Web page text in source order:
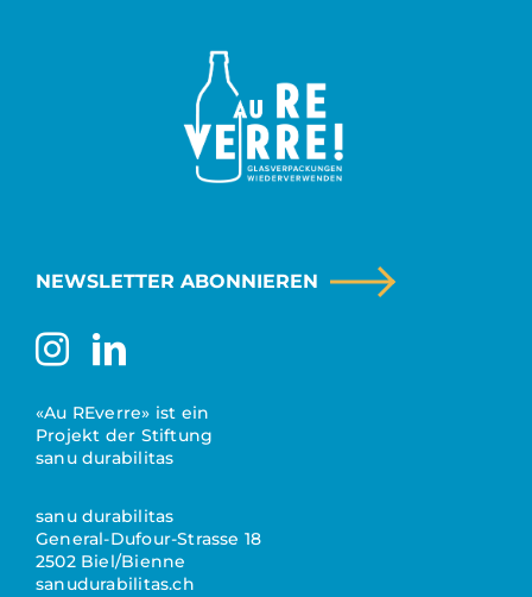
NEWSLETTER ABONNIEREN
«Au REverre» ist ein
Projekt der Stiftung
sanu durabilitas
sanu durabilitas
General-Dufour-Strasse 18
2502 Biel/Bienne
sanudurabilitas.ch